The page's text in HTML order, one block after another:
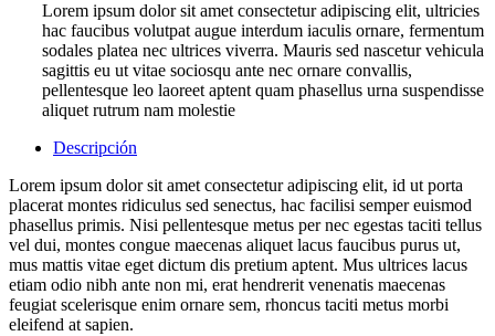
Lorem ipsum dolor sit amet consectetur adipiscing elit, ultricies
hac faucibus volutpat augue interdum iaculis ornare, fermentum
sodales platea nec ultrices viverra. Mauris sed nascetur vehicula
sagittis eu ut vitae sociosqu ante nec ornare convallis,
pellentesque leo laoreet aptent quam phasellus urna suspendisse
aliquet rutrum nam molestie
Descripción
Lorem ipsum dolor sit amet consectetur adipiscing elit, id ut porta
placerat montes ridiculus sed senectus, hac facilisi semper euismod
phasellus primis. Nisi pellentesque metus per nec egestas taciti tellus
vel dui, montes congue maecenas aliquet lacus faucibus purus ut,
mus mattis vitae eget dictum dis pretium aptent. Mus ultrices lacus
etiam odio nibh ante non mi, erat hendrerit venenatis maecenas
feugiat scelerisque enim ornare sem, rhoncus taciti metus morbi
eleifend at sapien.